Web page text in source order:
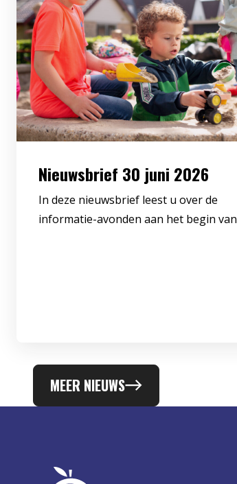
Nieuwsbrief 30 juni 2026
In deze nieuwsbrief leest u over de
informatie-avonden aan het begin van
MEER NIEUWS